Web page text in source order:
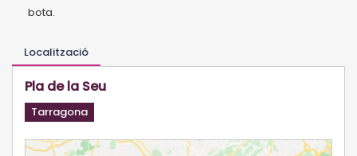
bota.
Localització
Pla de la Seu
Tarragona